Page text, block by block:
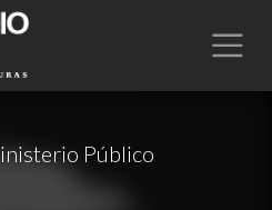
Público